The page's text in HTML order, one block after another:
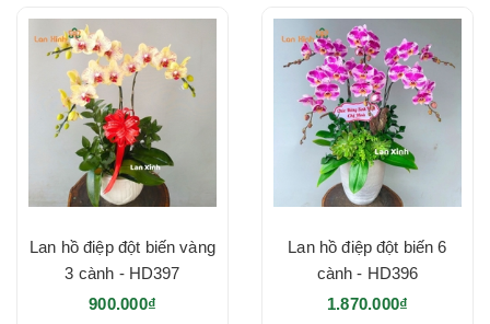
Lan hồ điệp đột biến vàng
3 cành - HD397
900.000₫
Lan hồ điệp đột biến 6
cành - HD396
1.870.000₫